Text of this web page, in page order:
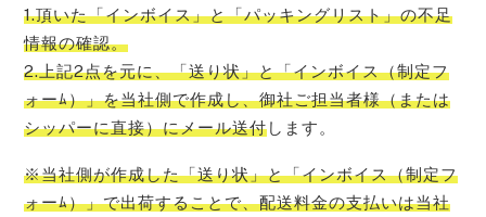
1.頂いた「インボイス」と「パッキングリスト」の不足
情報の確認。
2.上記2点を元に、「送り状」と「インボイス（制定フ
ォーﾑ）」を当社側で作成し、御社ご担当者様（または
シッパーに直接）にメール送付します。
※当社側が作成した「送り状」と「インボイス（制定フ
ォーﾑ）」で出荷することで、配送料金の支払いは当社